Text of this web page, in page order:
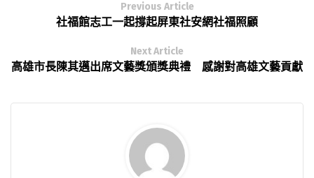
Previous Article
社福館志工一起撐起屏東社安網社福照顧
Next Article
高雄市長陳其邁出席文藝獎頒獎典禮 感謝對高雄文藝貢獻